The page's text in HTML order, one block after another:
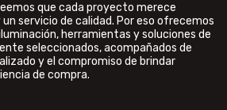
que cada proyecto merece
servicio de calidad. Por eso ofrecemos
herramientas y soluciones de
seleccionados, acompañados de
y el compromiso de brindar
de compra.